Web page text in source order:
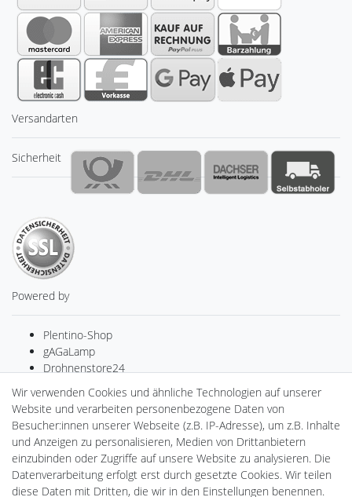
Versandarten
Sicherheit
Powered by
Plentino-Shop
gAGaLamp
Drohnenstore24
Batteriespeicher
PlentiSolar
Gebrauchtlicht
Ledkauf
DEYESOLAR
Lightech Connect
Wir verwenden Cookies und ähnliche Technologien auf unserer
Website und verarbeiten personenbezogene Daten von
Besucher:innen unserer Webseite (z.B. IP-Adresse), um z.B. Inhalte
und Anzeigen zu personalisieren, Medien von Drittanbietern
einzubinden oder Zugriffe auf unsere Website zu analysieren. Die
Datenverarbeitung erfolgt erst durch gesetzte Cookies. Wir teilen
diese Daten mit Dritten, die wir in den Einstellungen benennen.